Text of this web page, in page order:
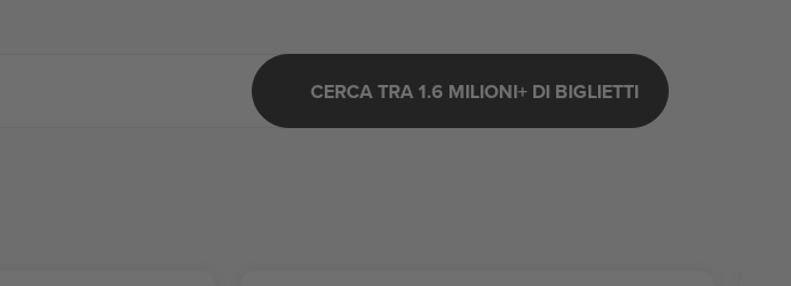
CERCA TRA 1.6 MILIONI+ DI BIGLIETTI